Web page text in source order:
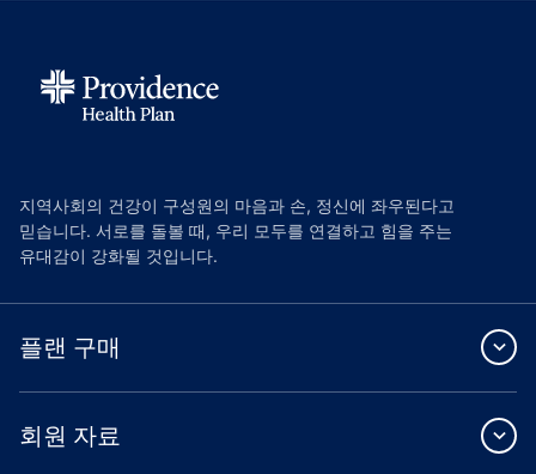
지역사회의 건강이 구성원의 마음과 손, 정신에 좌우된다고
믿습니다. 서로를 돌볼 때, 우리 모두를 연결하고 힘을 주는
유대감이 강화될 것입니다.
플랜 구매
회원 자료